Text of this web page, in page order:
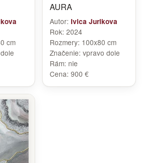
cm
AURA
Autor: Ivica Jurikova
Rok: 2024
Rozmery: 100x80 cm
Značenie: vpravo dole
Rám: nie
Cena: 900 €